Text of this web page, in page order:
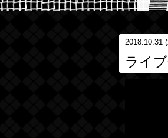
2018.10.31
ライ